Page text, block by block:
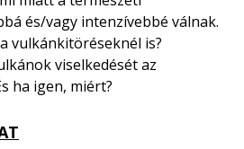
és/vagy intenzívebbé válnak.
vulkánkitöréseknél is?
viselkedését az
ha igen, miért?